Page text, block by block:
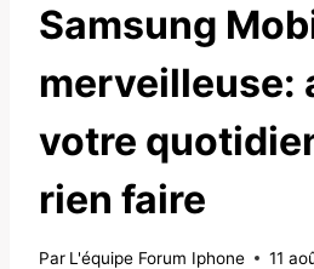
Samsung
merveilleuse:
votre
rien faire
Par L'équipe Forum Iphone 11